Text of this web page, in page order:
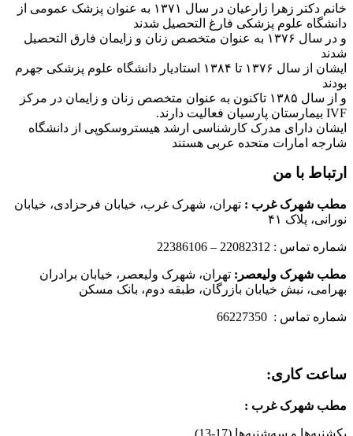
خانم دکتر زهرا زارعیان در سال ۱۳۷۱ به عنوان پزشک عمومی از
دانشگاه علوم پزشکی فارغ التحصیل شدند
و در سال ۱۳۷۶ به عنوان متخصص زنان و زایمان فارق التحصیل
شدند
ایشان از سال ۱۳۷۶ تا ۱۳۸۴ استادیار دانشگاه علوم پزشکی جهرم
بودند
و از سال ۱۳۸۵ تاکنون به عنوان متخصص زنان و زایمان در مرکز
IVF بیمارستان پارسیان فعالیت دارند.
ایشان دارای مدرک کارشناسی ارشد هیستروسکوپی از دانشگاه
شارجه امارات متحده عربی هستند
ارتباط با من
مطب شهرک غرب : تهران، شهرک غرب، خیابان فرحزادی، خیابان
نورانی، پلاک ۴۱
شماره تماس : 22082312 – 22386106
مطب شهرک ولیعصر: تهران، شهرک ولیعصر، خیابان برادران
بهرامی، نبش خیابان بازرگان، طبقه دوم، بانک مسکن
شماره تماس : 66227350
ساعت کاری:
مطب شهرک غرب :
یکشنبه‌ها و سه‌شنبه‌ها (17-13)